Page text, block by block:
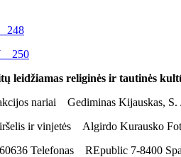
248
250
religinės ir tautinės
nariai Gediminas Kijauskas, S.
ir vinjetės Algirdo Kurausko
Telefonas REpublic 7-8400